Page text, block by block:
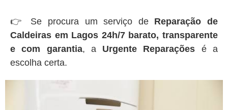
👉 Se procura um serviço de Reparação de
Caldeiras em Lagos 24h/7 barato, transparente
e com garantia, a Urgente Reparações é a
escolha certa.